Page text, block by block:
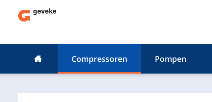
Compressoren Pompen